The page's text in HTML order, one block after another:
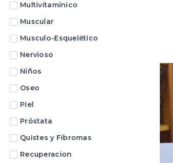
Multivitamínico
Muscular
Musculo-Esquelético
Nervioso
Niños
Oseo
Piel
Próstata
Quistes y Fibromas
Recuperacion